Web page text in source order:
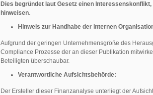
Dies begründet laut Gesetz einen
hinweisen.
Hinweis zur Handhabe der internen
Aufgrund der geringen Unternehmensgröße des
Compliance Prozesse der an dieser Publikation
Beteiligten überschaubar.
Verantwortliche Aufsichtsbehörde:
Der Ersteller dieser Finanzanalyse unterliegt der